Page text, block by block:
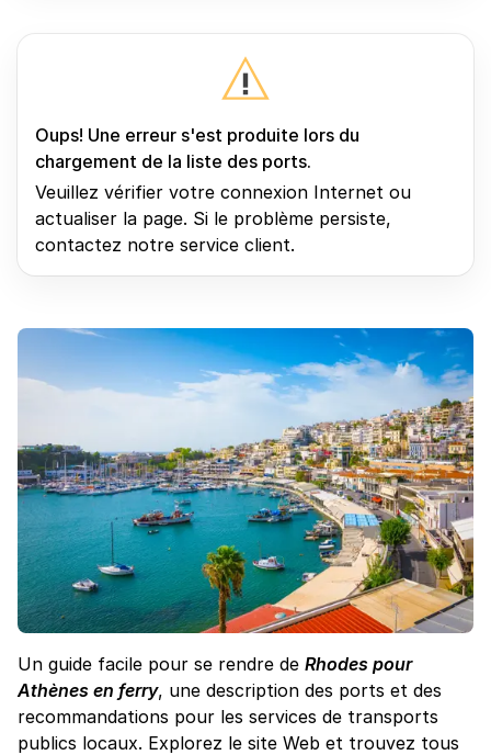
Un guide facile pour se rendre de Rhodes pour
Athènes en ferry, une description des ports et des
recommandations pour les services de transports
publics locaux. Explorez le site Web et trouvez tous
Oups! Une erreur s'est produite lors du
chargement de la liste des ports.
Veuillez vérifier votre connexion Internet ou
actualiser la page. Si le problème persiste,
contactez notre service client.